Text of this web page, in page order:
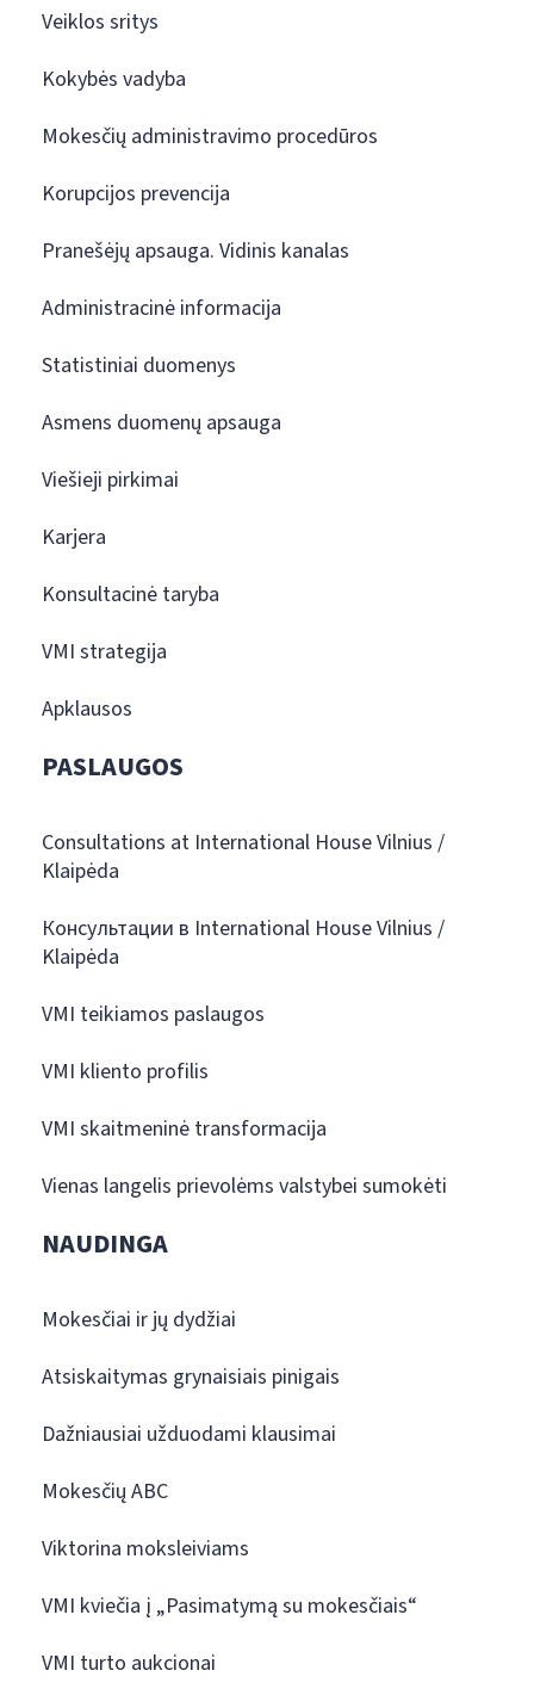
Veiklos sritys
Kokybės vadyba
Mokesčių administravimo procedūros
Korupcijos prevencija
Pranešėjų apsauga. Vidinis kanalas
Administracinė informacija
Statistiniai duomenys
Asmens duomenų apsauga
Viešieji pirkimai
Karjera
Konsultacinė taryba
VMI strategija
Apklausos
PASLAUGOS
Consultations at International House Vilnius /
Klaipėda
Консультации в International House Vilnius /
Klaipėda
VMI teikiamos paslaugos
VMI kliento profilis
VMI skaitmeninė transformacija
Vienas langelis prievolėms valstybei sumokėti
NAUDINGA
Mokesčiai ir jų dydžiai
Atsiskaitymas grynaisiais pinigais
Dažniausiai užduodami klausimai
Mokesčių ABC
Viktorina moksleiviams
VMI kviečia į „Pasimatymą su mokesčiais“
VMI turto aukcionai